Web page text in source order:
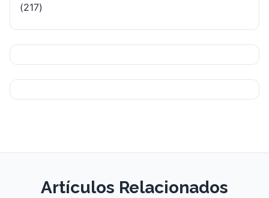
(217)
Artículos Relacionados